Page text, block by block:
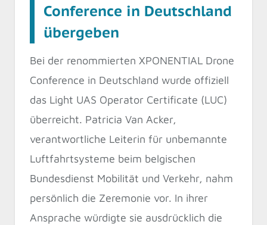
Conference in Deutschland
übergeben
Bei der renommierten XPONENTIAL Drone
Conference in Deutschland wurde offiziell
das Light UAS Operator Certificate (LUC)
überreicht. Patricia Van Acker,
verantwortliche Leiterin für unbemannte
Luftfahrtsysteme beim belgischen
Bundesdienst Mobilität und Verkehr, nahm
persönlich die Zeremonie vor. In ihrer
Ansprache würdigte sie ausdrücklich die